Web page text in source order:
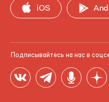
iOS
Подписывайтесь на нас в